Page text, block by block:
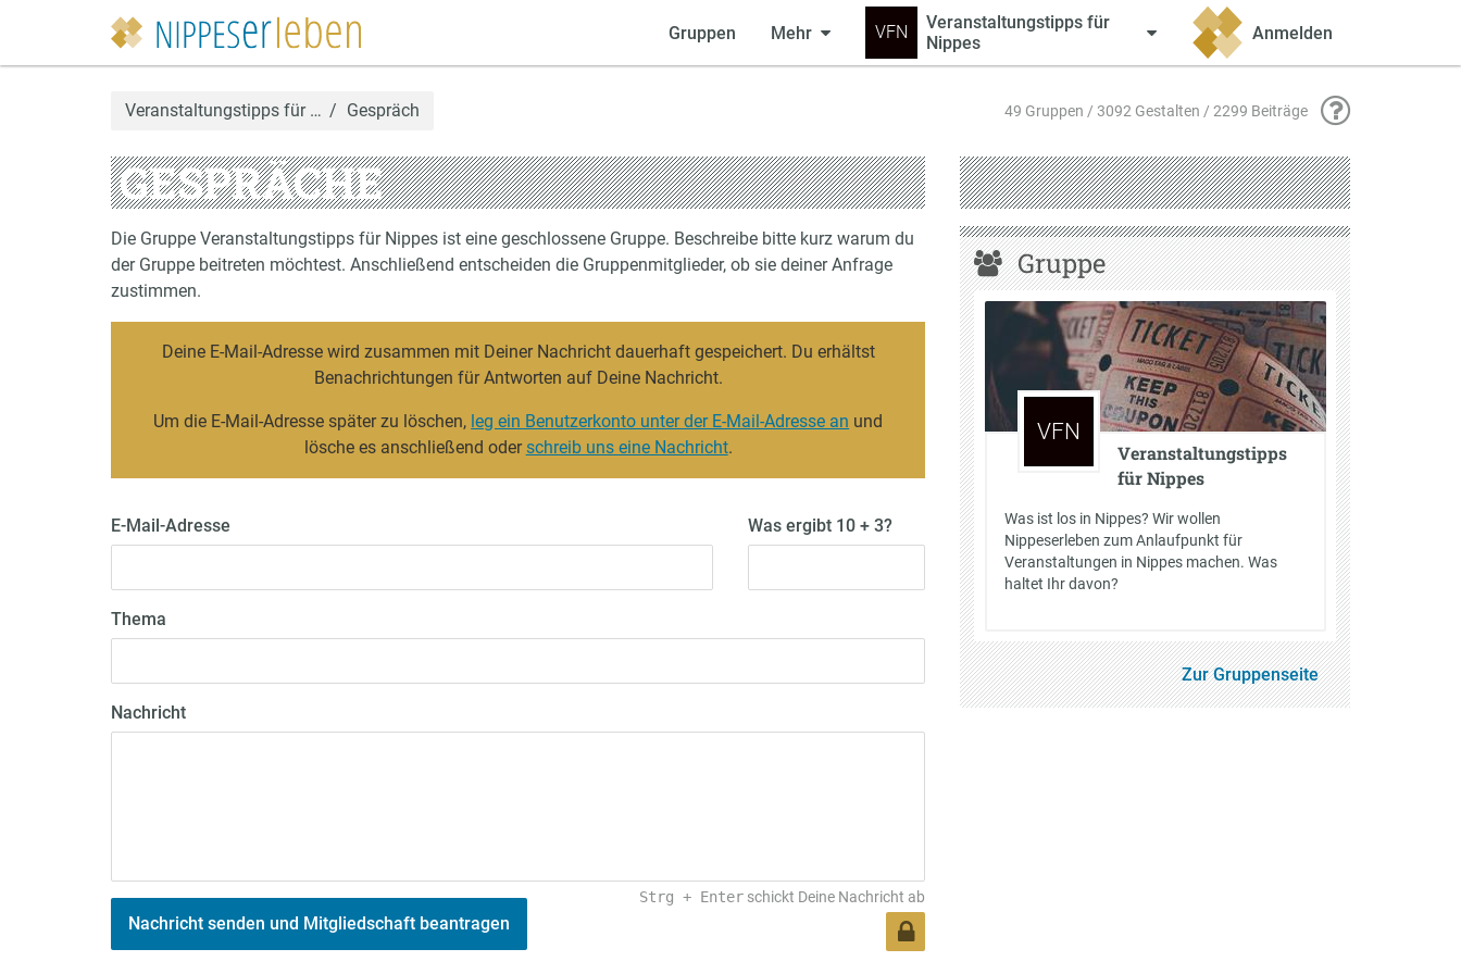
Gruppen Mehr VFN
Veranstaltungstipps für
Nippes
Anmelden
Veranstaltungstipps für … Gespräch 49 Gruppen / 3092 Gestalten / 2299 Beiträge
GESPRÄCHE
Die Gruppe Veranstaltungstipps für Nippes ist eine geschlossene Gruppe. Beschreibe bitte kurz warum du
der Gruppe beitreten möchtest. Anschließend entscheiden die Gruppenmitglieder, ob sie deiner Anfrage
zustimmen.
Deine E-Mail-Adresse wird zusammen mit Deiner Nachricht dauerhaft gespeichert. Du erhältst
Benachrichtungen für Antworten auf Deine Nachricht.
Um die E-Mail-Adresse später zu löschen, leg ein Benutzerkonto unter der E-Mail-Adresse an und
lösche es anschließend oderschreib uns eine Nachricht.
E-Mail-Adresse Was ergibt 10 + 3?
Thema
Nachricht
Strg + Enter schickt Deine Nachricht ab
Nachricht senden und Mitgliedschaft beantragen
Gruppe
VFN
Veranstaltungstipps
für Nippes
Was ist los in Nippes? Wir wollen
Nippeserleben zum Anlaufpunkt für
Veranstaltungen in Nippes machen. Was
haltet Ihr davon?
Zur Gruppenseite